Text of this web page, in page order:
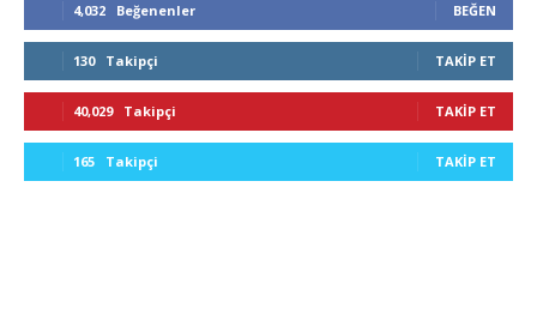
4,032 Beğenenler BEĞEN
130 Takipçi TAKIP ET
40,029 Takipçi TAKIP ET
165 Takipçi TAKIP ET